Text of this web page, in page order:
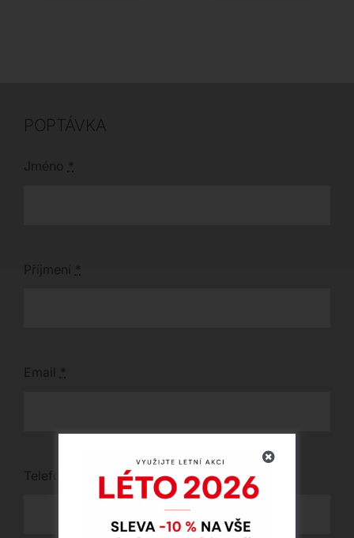
italským designem.
POPTÁVKA
Jméno *
Příjmení *
Email *
Telefon